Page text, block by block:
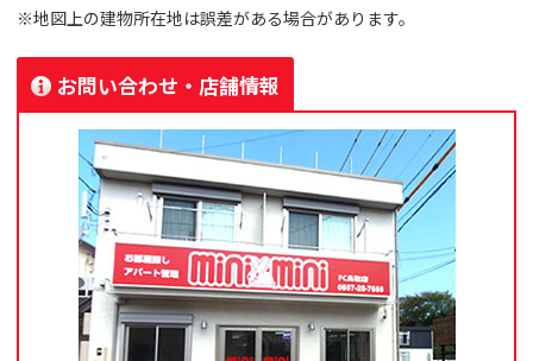
※地図上の建物所在地は誤差がある場合があります。
お問い合わせ・店舗情報